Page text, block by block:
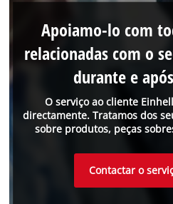
O serviço ao cliente
directamente. Tratamos dos
sobre produtos, peças
Apoiamo-lo com
relacionadas com o
durante e
Contactar o